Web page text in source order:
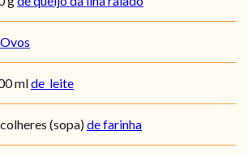
Ovos
mlde leite
colheres (sopa)de farinha